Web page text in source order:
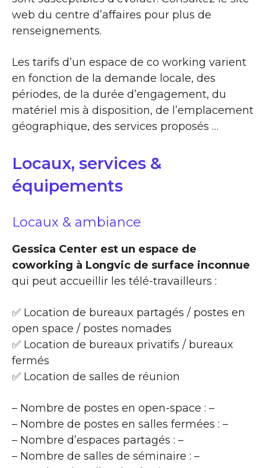
web du centre d’affaires pour plus de
renseignements.
Les tarifs d’un espace de co working varient
en fonction de la demande locale, des
périodes, de la durée d’engagement, du
matériel mis à disposition, de l’emplacement
géographique, des services proposés …
Locaux, services &
équipements
Locaux & ambiance
Gessica Center est un espace de
coworking à Longvic de surface inconnue
qui peut accueillir les télé-travailleurs :
✅ Location de bureaux partagés / postes en
open space / postes nomades
✅ Location de bureaux privatifs / bureaux
fermés
✅ Location de salles de réunion
– Nombre de postes en open-space : –
– Nombre de postes en salles fermées : –
– Nombre d’espaces partagés : –
– Nombre de salles de séminaire : –